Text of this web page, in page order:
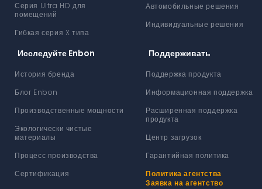
Серия Ultra HD для
помещений
Гибкая серия X типа
Автомобильные решения
Индивидуальные решения
Исследуйте Enbon
История бренда
Блог Enbon
Производственные мощности
Экологически чистые
материалы
Процесс производства
Сертификация
Поддерживать
Поддержка продукта
Информационная поддержка
Расширенная поддержка
продукта
Центр загрузок
Гарантийная политика
Политика агентства
Заявка на агентство